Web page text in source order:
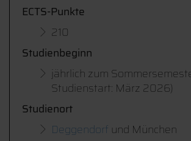
ECTS-Punkte
210
Studienbeginn
jährlich zum
Studienstart: März 2026)
Studienort
Deggendorf und München